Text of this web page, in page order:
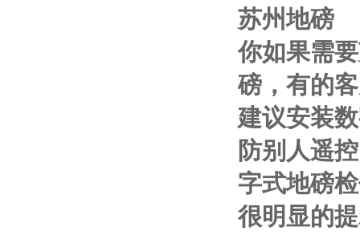
苏州地磅
你如果需要
磅，有的
建议安装
防别人遥
字式地磅
很明显的